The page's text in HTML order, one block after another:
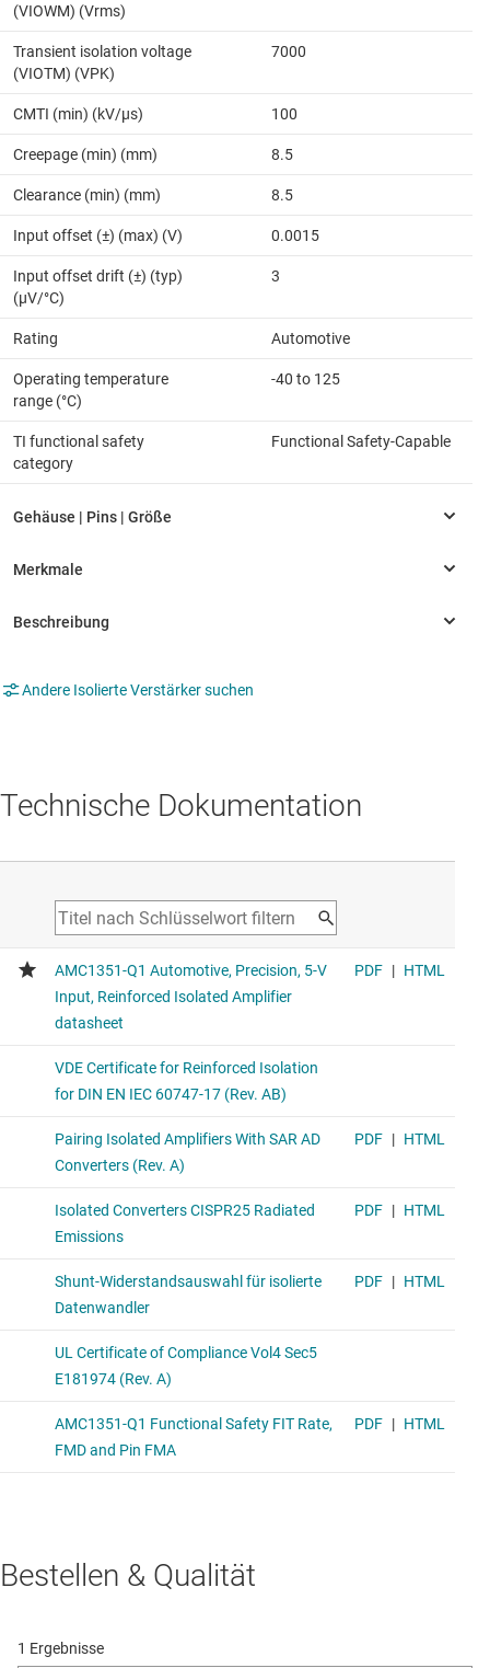
(VIOWM) (Vrms)
Transient isolation voltage
(VIOTM) (VPK)
7000
CMTI (min) (kV/µs) 100
Creepage (min) (mm) 8.5
Clearance (min) (mm) 8.5
Input offset (±) (max) (V) 0.0015
Input offset drift (±) (typ)
(µV/°C)
3
Rating Automotive
Operating temperature
range (°C)
-40 to 125
TI functional safety
category
Functional Safety-Capable
Andere Isolierte Verstärker suchen
Technische Dokumentation
Bestellen & Qualität